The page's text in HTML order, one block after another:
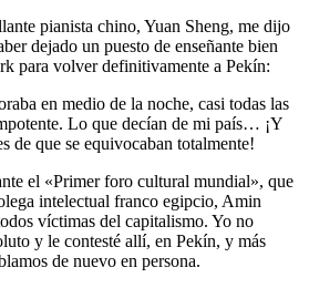
pianista chino, Yuan Sheng, me dijo
dejado un puesto de enseñante bien
para volver definitivamente a Pekín:
en medio de la noche, casi todas las
Lo que decían de mi país… ¡Y
de que se equivocaban totalmente!
el «Primer foro cultural mundial», que
intelectual franco egipcio, Amin
víctimas del capitalismo. Yo no
y le contesté allí, en Pekín, y más
de nuevo en persona.